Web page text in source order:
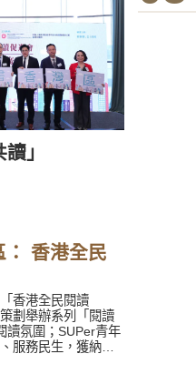
」
： 香港全民
香港全民閱讀
劃舉辦系列「閱讀
讀氛圍；SUPer青年
服務民生，獲納入